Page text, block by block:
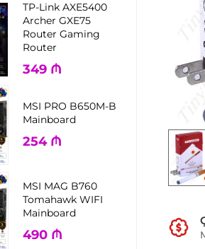
TP-Link AXE5400
Archer GXE75
Router Gaming
Router
349 ₼
MSI PRO B650M-B
Mainboard
254 ₼
MSI MAG B760
Tomahawk WIFI
Mainboard
490 ₼